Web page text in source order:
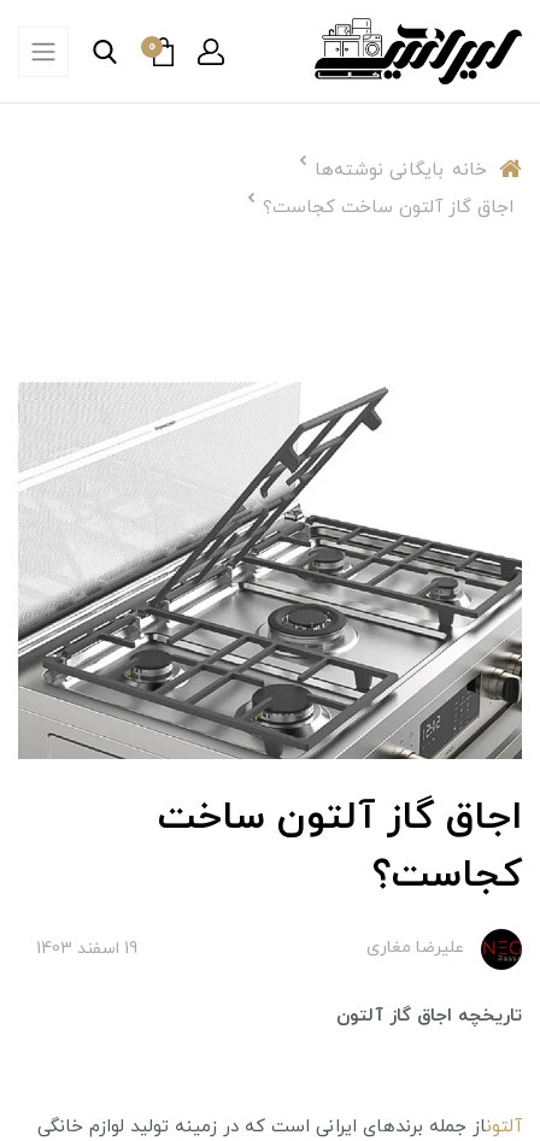
0
خانه بایگانی نوشته‌ها
اجاق گاز آلتون ساخت کجاست؟
اجاق گاز آلتون ساخت
کجاست؟
علیرضا مغاری 19 اسفند 1403
تاریخچه اجاق گاز آلتون
آلتوناز جمله برندهای ایرانی است که در زمینه تولید لوازم خانگی